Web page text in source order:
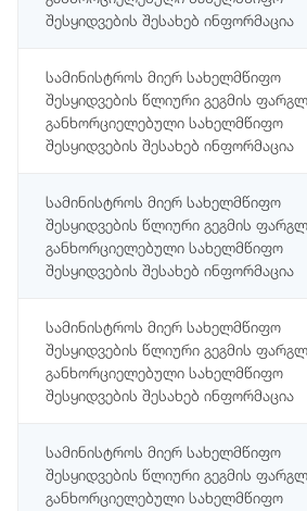
შესყიდვების შესახებ ინფორმაცია
სამინისტროს მიერ სახელმწიფო
შესყიდვების წლიური გეგმის
განხორციელებული სახელმწიფო
შესყიდვების შესახებ ინფორმაცია
სამინისტროს მიერ სახელმწიფო
შესყიდვების წლიური გეგმის
განხორციელებული სახელმწიფო
შესყიდვების შესახებ ინფორმაცია
სამინისტროს მიერ სახელმწიფო
შესყიდვების წლიური გეგმის
განხორციელებული სახელმწიფო
შესყიდვების შესახებ ინფორმაცია
სამინისტროს მიერ სახელმწიფო
შესყიდვების წლიური გეგმის
განხორციელებული სახელმწიფო